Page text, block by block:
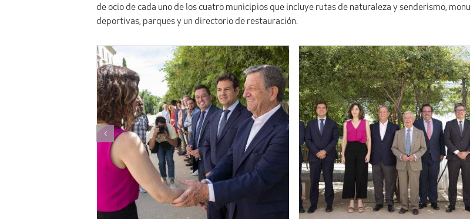
de ocio de cada uno de los cuatro municipios que incluye rutas de naturaleza y senderismo,
deportivas, parques y un directorio de restauración.